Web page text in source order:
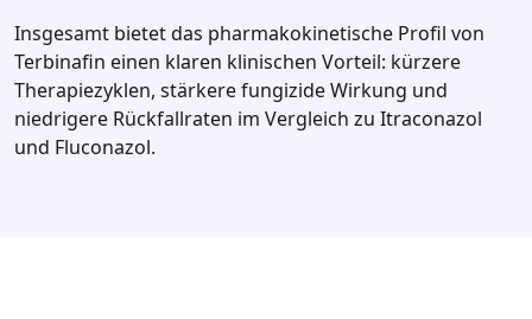
Insgesamt bietet das pharmakokinetische Profil von
Terbinafin einen klaren klinischen Vorteil: kürzere
Therapiezyklen, stärkere fungizide Wirkung und
niedrigere Rückfallraten im Vergleich zu Itraconazol
und Fluconazol.